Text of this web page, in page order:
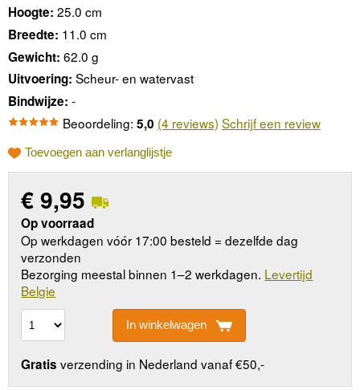
Hoogte: 25.0 cm
Breedte: 11.0 cm
Gewicht: 62.0 g
Uitvoering: Scheur- en watervast
Bindwijze: -
Beoordeling: 5,0 (4 reviews) Schrijf een review
Toevoegen aan verlanglijstje
€9,95
Op voorraad
Op werkdagen vóór 17:00 besteld = dezelfde dag
verzonden
Bezorging meestal binnen 1–2 werkdagen. Levertijd
Belgie
In winkelwagen
Gratis verzending in Nederland vanaf €50,-